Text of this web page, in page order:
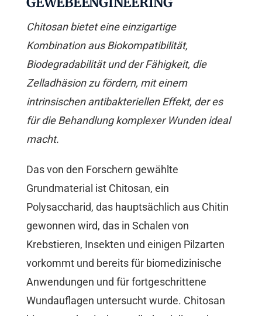
Chitosan bietet eine einzigartige
Kombination aus Biokompatibilität,
Biodegradabilität und der Fähigkeit, die
Zelladhäsion zu fördern, mit einem
intrinsischen antibakteriellen Effekt, der es
für die Behandlung komplexer Wunden ideal
macht.
Das von den Forschern gewählte
Grundmaterial ist Chitosan, ein
Polysaccharid, das hauptsächlich aus Chitin
gewonnen wird, das in Schalen von
Krebstieren, Insekten und einigen Pilzarten
vorkommt und bereits für biomedizinische
Anwendungen und für fortgeschrittene
Wundauflagen untersucht wurde. Chitosan